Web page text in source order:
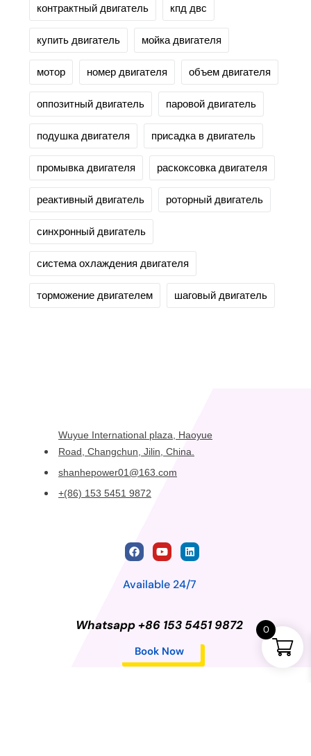
контрактный двигатель кпд двс
купить двигатель мойка двигателя
мотор номер двигателя объем двигателя
оппозитный двигатель паровой двигатель
подушка двигателя присадка в двигатель
промывка двигателя раскоксовка двигателя
реактивный двигатель роторный двигатель
синхронный двигатель
система охлаждения двигателя
торможение двигателем шаговый двигатель
Wuyue International plaza, Haoyue
Road, Changchun, Jilin, China.
shanhepower01@163.com
+(86) 153 5451 9872
Available 24/7
Whatsapp +86 153 5451 9872
Book Now
0